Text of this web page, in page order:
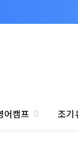
어캠프 조기